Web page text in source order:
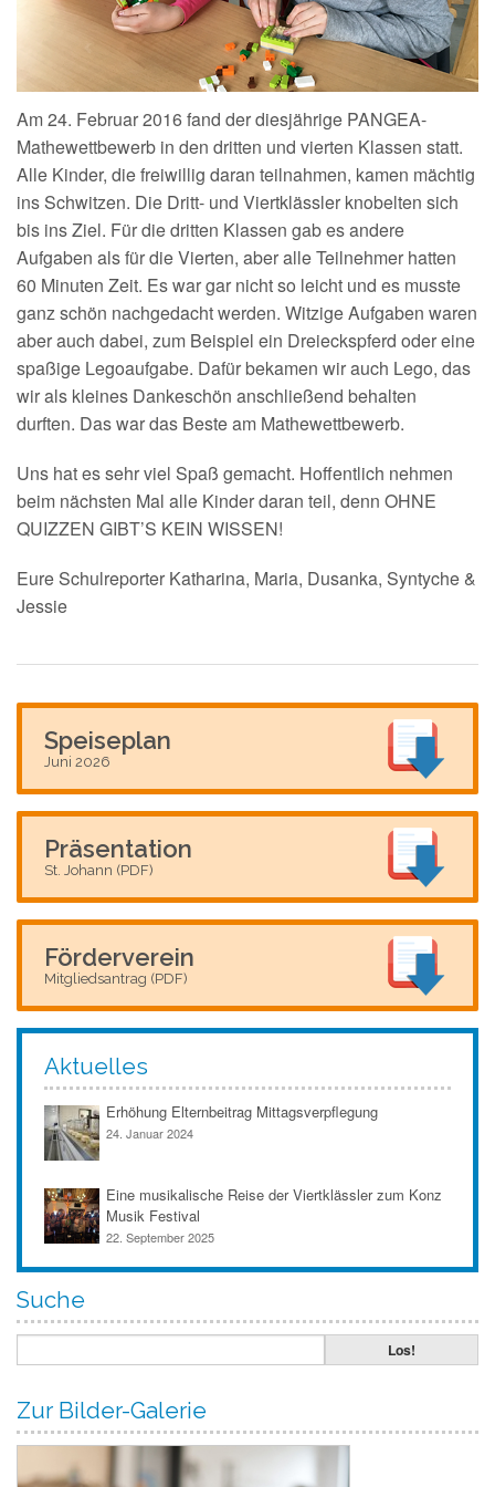
Am 24. Februar 2016 fand der diesjährige PANGEA-
Mathewettbewerb in den dritten und vierten Klassen statt.
Alle Kinder, die freiwillig daran teilnahmen, kamen mächtig
ins Schwitzen. Die Dritt- und Viertklässler knobelten sich
bis ins Ziel. Für die dritten Klassen gab es andere
Aufgaben als für die Vierten, aber alle Teilnehmer hatten
60 Minuten Zeit. Es war gar nicht so leicht und es musste
ganz schön nachgedacht werden. Witzige Aufgaben waren
aber auch dabei, zum Beispiel ein Dreieckspferd oder eine
spaßige Legoaufgabe. Dafür bekamen wir auch Lego, das
wir als kleines Dankeschön anschließend behalten
durften. Das war das Beste am Mathewettbewerb.
Uns hat es sehr viel Spaß gemacht. Hoffentlich nehmen
beim nächsten Mal alle Kinder daran teil, denn OHNE
QUIZZEN GIBT’S KEIN WISSEN!
Eure Schulreporter Katharina, Maria, Dusanka, Syntyche &
Jessie
Speiseplan
Juni 2026
Präsentation
St. Johann (PDF)
Förderverein
Mitgliedsantrag (PDF)
Aktuelles
Erhöhung Elternbeitrag Mittagsverpflegung
24. Januar 2024
Eine musikalische Reise der Viertklässler zum Konz
Musik Festival
22. September 2025
Suche
Zur Bilder-Galerie